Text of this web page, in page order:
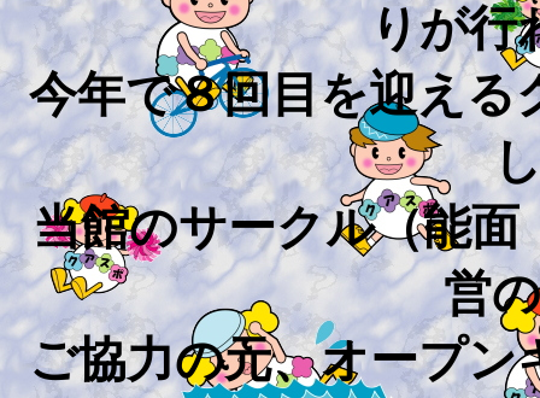
りが行
今年で８回目を迎える
当館のサークル（能面
営
ご協力の元、オープン